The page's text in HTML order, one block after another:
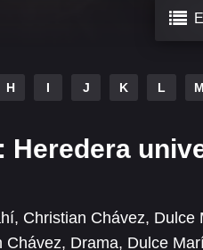
H I J K L M
Heredera
, Christian Chávez, Dulce
Chávez, Drama, Dulce